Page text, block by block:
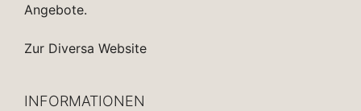
Angebote.
Zur Diversa Website
INFORMATIONEN